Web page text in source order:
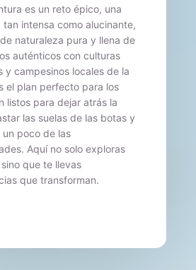
es un reto épico, una
tan intensa como alucinante,
naturaleza pura y llena de
auténticos con culturas
y campesinos locales de la
el plan perfecto para los
listos para dejar atrás la
las suelas de las botas y
un poco de las
Aquí no solo exploras
que te llevas
que transforman.